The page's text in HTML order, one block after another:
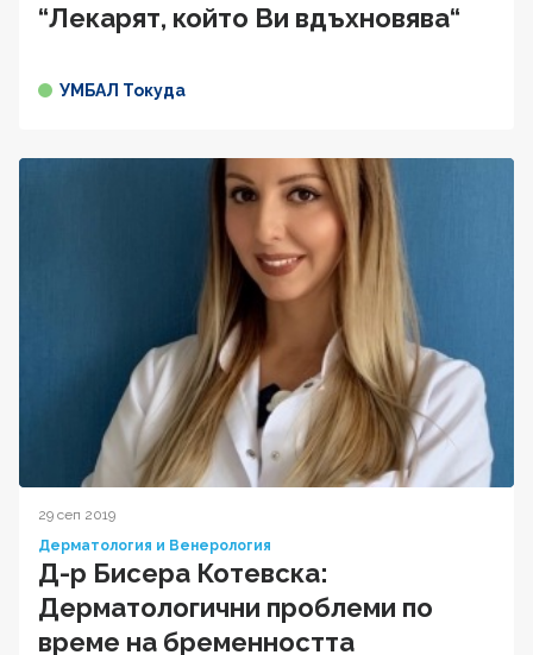
“Лекарят, който Ви вдъхновява“
УМБАЛ Токуда
29 сеп 2019
Дерматология и Венерология
Д-р Бисера Котевска:
Дерматологични проблеми по
време на бременността